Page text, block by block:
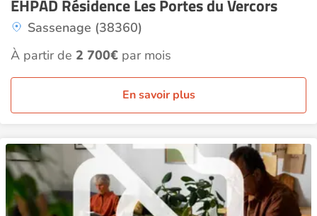
EHPAD Résidence Les Portes du Vercors
Sassenage (38360)
À partir de 2 700€ par mois
En savoir plus